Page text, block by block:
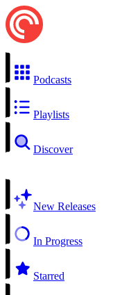
Podcasts
Playlists
Discover
New Releases
In Progress
Starred